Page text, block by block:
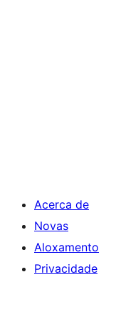
Acerca de
Novas
Aloxamento
Privacidade